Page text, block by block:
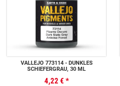
VALLEJO 773114 - DUNKLES
SCHIEFERGRAU, 30 ML
4,22 € *